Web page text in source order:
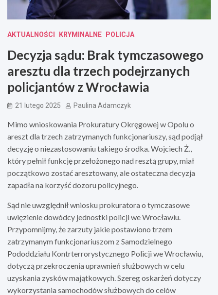
AKTUALNOŚCI KRYMINALNE POLICJA
Decyzja sądu: Brak tymczasowego
aresztu dla trzech podejrzanych
policjantów z Wrocławia
21 lutego 2025 Paulina Adamczyk
Mimo wnioskowania Prokuratury Okręgowej w Opolu o
areszt dla trzech zatrzymanych funkcjonariuszy, sąd podjął
decyzję o niezastosowaniu takiego środka. Wojciech Ż.,
który pełnił funkcję przełożonego nad resztą grupy, miał
początkowo zostać aresztowany, ale ostateczna decyzja
zapadła na korzyść dozoru policyjnego.
Sąd nie uwzględnił wniosku prokuratora o tymczasowe
uwięzienie dowódcy jednostki policji we Wrocławiu.
Przypomnijmy, że zarzuty jakie postawiono trzem
zatrzymanym funkcjonariuszom z Samodzielnego
Pododdziału Kontrterrorystycznego Policji we Wrocławiu,
dotyczą przekroczenia uprawnień służbowych w celu
uzyskania zysków majątkowych. Szereg oskarżeń dotyczy
wykorzystania samochodów służbowych do celów